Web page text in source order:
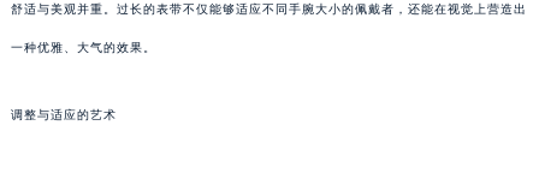
舒适与美观并重。过长的表带不仅能够适应不同手腕大小的佩戴者，还能在视觉上营造出
一种优雅、大气的效果。
调整与适应的艺术